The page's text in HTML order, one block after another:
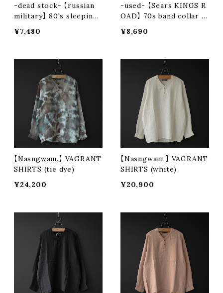
-dead stock- 【russian
military】 80's sleeping
¥7,480
-used- 【Sears KINGS R
OAD】 70s band collar s
¥8,690
【Nasngwam.】 VAGRANT
SHIRTS (tie dye)
¥24,200
【Nasngwam.】 VAGRANT
SHIRTS (white)
¥20,900